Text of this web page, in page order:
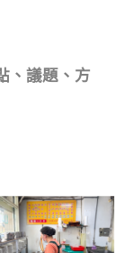
、議題、方